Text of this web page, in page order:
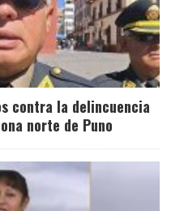
contra la delincuencia
norte de Puno